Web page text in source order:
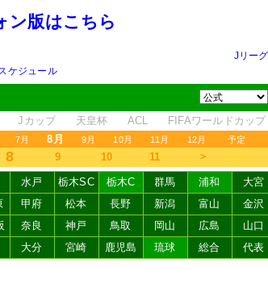
ン版はこちら
Jリー
ケジュール
Jカップ 天皇杯 ACL FIFAワールドカップ
7月 8月 9月 10月 11月 12月 予定
8 9 10 11 ＞
水戸 栃木SC 栃木C 群馬 浦和 大宮
甲府 松本 長野 新潟 富山 金沢
奈良 神戸 鳥取 岡山 広島 山口
大分 宮崎 鹿児島 琉球 総合 代表